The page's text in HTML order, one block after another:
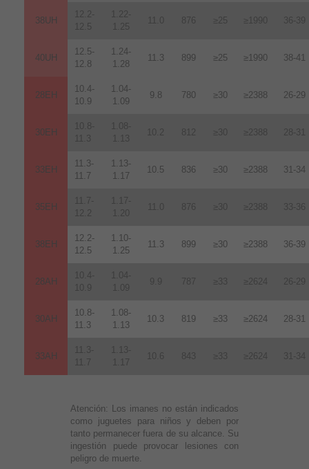
38UH
12.2-
12.5
1.22-
1.25
11.0 876 ≥25 ≥1990 36-39
40UH
12.5-
12.8
1.24-
1.28
11.3 899 ≥25 ≥1990 38-41
28EH
10.4-
10.9
1.04-
1.09
9.8 780 ≥30 ≥2388 26-29
30EH
10.8-
11.3
1.08-
1.13
10.2 812 ≥30 ≥2388 28-31
33EH
11.3-
11.7
1.13-
1.17
10.5 836 ≥30 ≥2388 31-34
35EH
11.7-
12.2
1.17-
1.20
11.0 876 ≥30 ≥2388 33-36
38EH
12.2-
12.5
1.10-
1.25
11.3 899 ≥30 ≥2388 36-39
28AH
10.4-
10.9
1.04-
1.09
9.9 787 ≥33 ≥2624 26-29
30AH
10.8-
11.3
1.08-
1.13
10.3 819 ≥33 ≥2624 28-31
33AH
11.3-
11.7
1.13-
1.17
10.6 843 ≥33 ≥2624 31-34
Atención: Los imanes no están indicados
como juguetes para niños y deben por
tanto permanecer fuera de su alcance. Su
ingestión puede provocar lesiones con
peligro de muerte.